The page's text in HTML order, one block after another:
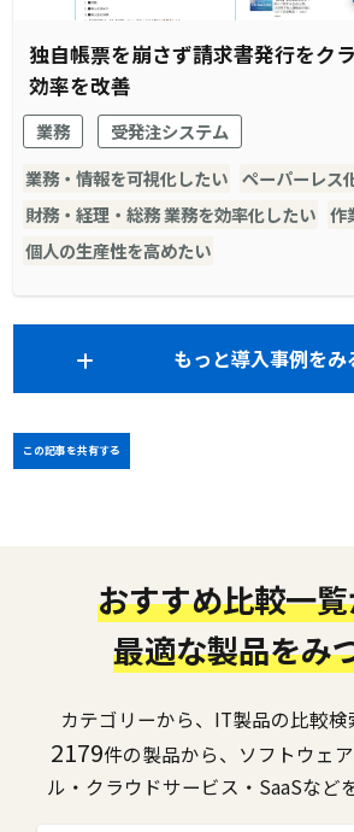
独自帳票を崩さず請求書発行をク
効率を改善
業務
受発注システム
業務・情報を可視化したい ペーパーレス
財務・経理・総務 業務を効率化したい 作
個人の生産性を高めたい
もっと導入事例をみ
この記事を共有する
おすすめ比較一
最適な製品をみ
カテゴリーから、IT製品の比較検
2179件の製品から、ソフトウェ
ル・クラウドサービス・SaaSなど